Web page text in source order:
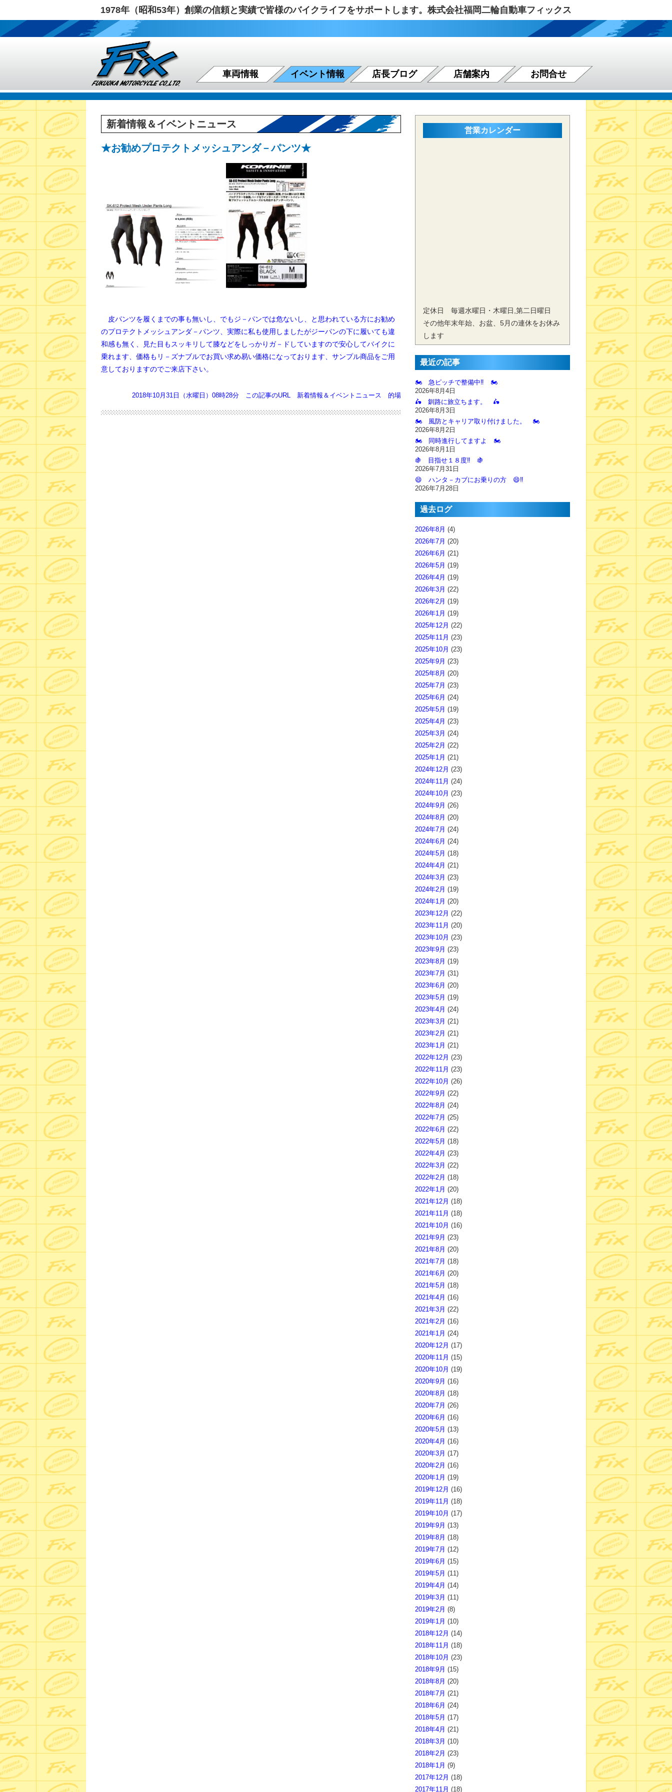
1978年（昭和53年）創業の信頼と実績で皆様のバイクライフをサポートします。株式会社福岡二輪自動車フィックス
車両情報 イベント情報 店長ブログ 店舗案内 お問合せ
新着情報＆イベントニュース
★お勧めプロテクトメッシュアンダ－パンツ★
皮パンツを履くまでの事も無いし、でもジ－パンでは危ないし、と思われている方にお勧め
のプロテクトメッシュアンダ－パンツ、 実際に私も使用しましたがジーパンの下に履いても違
和感も無く、見た目もスッキリして膝などをしっかりガ－ドしていますので安心してバイクに
乗れます、価格もリ－ズナブルでお買い求め易い価格になっております、サンプル商品をご用
意しておりますのでご来店下さい。
2018年10月31日（水曜日）08時28分 この記事のURL 新着情報＆イベントニュース 的場
営業カレンダー
定休日 毎週水曜日・木曜日,第二日曜日
その他年末年始、お盆、5月の連休をお休み
します
最近の記事
🏍️ 急ピッチで整備中‼️ 🏍️
2026年8月4日
🛵 釧路に旅立ちます。 🛵
2026年8月3日
🏍️ 風防とキャリア取り付けました。 🏍️
2026年8月2日
🏍️ 同時進行してますよ 🏍️
2026年8月1日
🍇 目指せ１８度‼️ 🍇
2026年7月31日
😄 ハンタ－カブにお乗りの方 😄‼️
2026年7月28日
過去ログ
2026年8月 (4)
2026年7月 (20)
2026年6月 (21)
2026年5月 (19)
2026年4月 (19)
2026年3月 (22)
2026年2月 (19)
2026年1月 (19)
2025年12月 (22)
2025年11月 (23)
2025年10月 (23)
2025年9月 (23)
2025年8月 (20)
2025年7月 (23)
2025年6月 (24)
2025年5月 (19)
2025年4月 (23)
2025年3月 (24)
2025年2月 (22)
2025年1月 (21)
2024年12月 (23)
2024年11月 (24)
2024年10月 (23)
2024年9月 (26)
2024年8月 (20)
2024年7月 (24)
2024年6月 (24)
2024年5月 (18)
2024年4月 (21)
2024年3月 (23)
2024年2月 (19)
2024年1月 (20)
2023年12月 (22)
2023年11月 (20)
2023年10月 (23)
2023年9月 (23)
2023年8月 (19)
2023年7月 (31)
2023年6月 (20)
2023年5月 (19)
2023年4月 (24)
2023年3月 (21)
2023年2月 (21)
2023年1月 (21)
2022年12月 (23)
2022年11月 (23)
2022年10月 (26)
2022年9月 (22)
2022年8月 (24)
2022年7月 (25)
2022年6月 (22)
2022年5月 (18)
2022年4月 (23)
2022年3月 (22)
2022年2月 (18)
2022年1月 (20)
2021年12月 (18)
2021年11月 (18)
2021年10月 (16)
2021年9月 (23)
2021年8月 (20)
2021年7月 (18)
2021年6月 (20)
2021年5月 (18)
2021年4月 (16)
2021年3月 (22)
2021年2月 (16)
2021年1月 (24)
2020年12月 (17)
2020年11月 (15)
2020年10月 (19)
2020年9月 (16)
2020年8月 (18)
2020年7月 (26)
2020年6月 (16)
2020年5月 (13)
2020年4月 (16)
2020年3月 (17)
2020年2月 (16)
2020年1月 (19)
2019年12月 (16)
2019年11月 (18)
2019年10月 (17)
2019年9月 (13)
2019年8月 (18)
2019年7月 (12)
2019年6月 (15)
2019年5月 (11)
2019年4月 (14)
2019年3月 (11)
2019年2月 (8)
2019年1月 (10)
2018年12月 (14)
2018年11月 (18)
2018年10月 (23)
2018年9月 (15)
2018年8月 (20)
2018年7月 (21)
2018年6月 (24)
2018年5月 (17)
2018年4月 (21)
2018年3月 (10)
2018年2月 (23)
2018年1月 (9)
2017年12月 (18)
2017年11月 (18)